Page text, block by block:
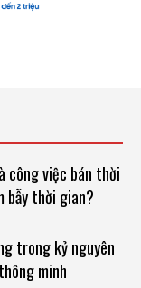
công việc bán thời
bẫy thời gian?
trong kỷ nguyên
minh